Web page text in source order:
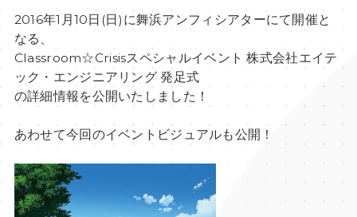
1月10日開催スペシャルイベ
ト情報公開！
2015.12.22
2016年1月10日(日)に舞浜アンフ
なる、